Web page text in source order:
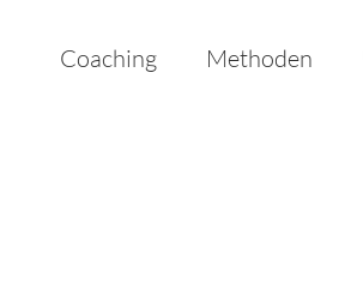
Coaching Methoden